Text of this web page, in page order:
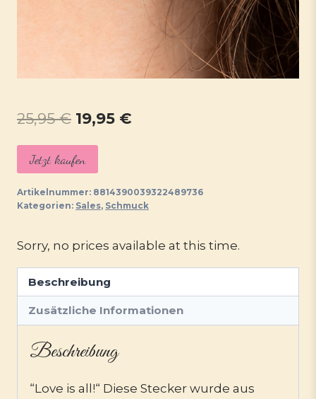
25,95€ Ursprünglicher
Preis
war:
25,95 €
19,95 €
19,95 €.
Jetzt kaufen
Artikelnummer: 8814390039322489736
Kategorien: Sales, Schmuck
Sorry, no prices available at this time.
Beschreibung
Zusätzliche Informationen
Beschreibung
“Love is all!“ Diese Stecker wurde aus